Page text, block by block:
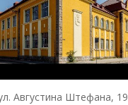
Августина Штефана, 19